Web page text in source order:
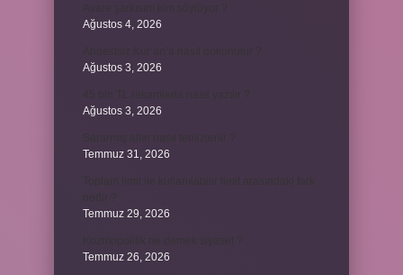
Ağustos 4, 2026
Ağustos 3, 2026
Ağustos 3, 2026
Temmuz 31, 2026
Temmuz 29, 2026
Temmuz 26, 2026